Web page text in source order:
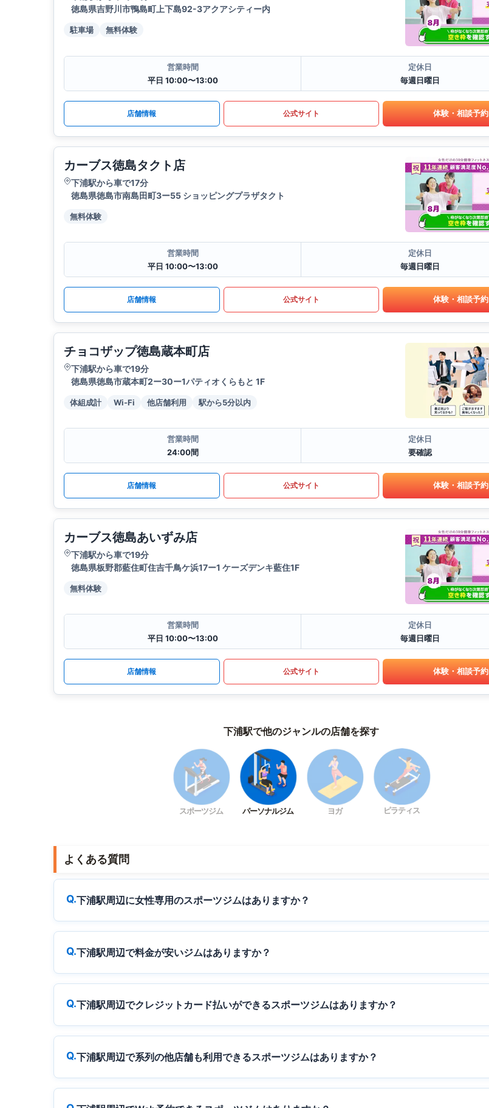
徳島県吉野川市鴨島町上下島92-3アクアシティー内
駐車場 無料体験
営業時間
平日 10:00〜13:00
定休日
毎週日曜日
店舗情報 公式サイト 体験・相談予約
カーブス徳島タクト店
下浦駅から車で17分
徳島県徳島市南島田町3ー55 ショッピングプラザタクト
無料体験
営業時間
平日 10:00〜13:00
定休日
毎週日曜日
店舗情報 公式サイト 体験・相談予約
チョコザップ徳島蔵本町店
下浦駅から車で19分
徳島県徳島市蔵本町2ー30ー1パティオくらもと 1F
体組成計 Wi-Fi 他店舗利用 駅から5分以内
営業時間
24:00間
定休日
要確認
店舗情報 公式サイト 体験・相談予約
カーブス徳島あいずみ店
下浦駅から車で19分
徳島県板野郡藍住町住吉千鳥ケ浜17ー1 ケーズデンキ藍住1F
無料体験
営業時間
平日 10:00〜13:00
定休日
毎週日曜日
店舗情報 公式サイト 体験・相談予約
下浦駅で他のジャンルの店舗を探す
スポーツジム パーソナルジム ヨガ ピラティス
よくある質問
下浦駅周辺に女性専用のスポーツジムはありますか？
下浦駅周辺で料金が安いジムはありますか？
下浦駅周辺でクレジットカード払いができるスポーツジムはありますか？
下浦駅周辺で系列の他店舗も利用できるスポーツジムはありますか？